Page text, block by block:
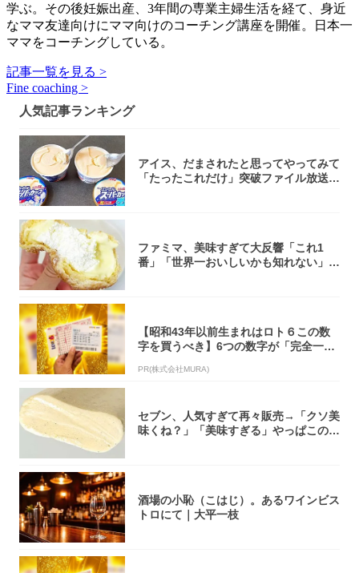
学ぶ。その後妊娠出産、3年間の専業主婦生活を経て、身近
なママ友達向けにママ向けのコーチング講座を開催。日本一
ママをコーチングしている。
記事一覧を見る >
Fine coaching >
人気記事ランキング
アイス、だまされたと思ってやってみて
「たったこれだけ」突破ファイル放送で
ファミマ、美味すぎて大反響「これ1
番」「世界一おいしいかも知れない」
【昭和43年以前生まれはロト６この数
字を買うべき】6つの数字が「完全一
PR(株式会社MURA)
セブン、人気すぎて再々販売→「クソ美
味くね？」「美味すぎる」やっぱこのク
酒場の小恥（こはじ）。あるワインビス
トロにて｜大平一枝